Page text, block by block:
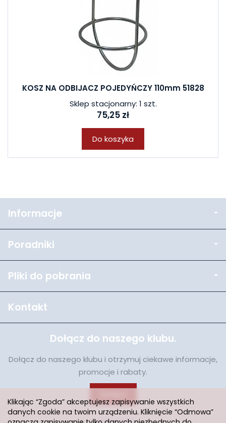
KOSZ NA ODBIJACZ POJEDYŃCZY 110mm 51828
Sklep stacjonarny: 1 szt.
75,25 zł
Do koszyka
Informacje
Poradniki
Pliki do pobrania
Kontakt
Dołącz do naszego klubu.
Dołącz do naszego klubu i otrzymuj ciekawe informacje,
promocje i rabaty.
Klikając “Zgoda” akceptujesz zapisywanie wszystkich
danych cookie na twoim urządzeniu. Kliknięcie “Odmowa”